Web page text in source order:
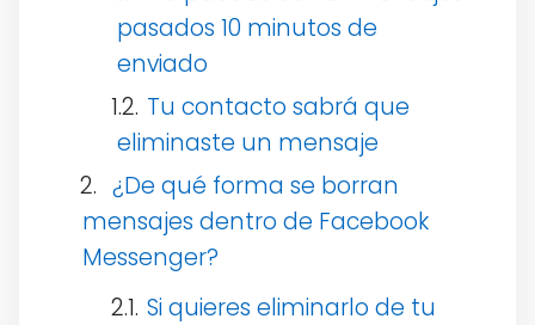
pasados 10 minutos de
enviado
Tu contacto sabrá que
eliminaste un mensaje
¿De qué forma se borran
mensajes dentro de Facebook
Messenger?
Si quieres eliminarlo de tu